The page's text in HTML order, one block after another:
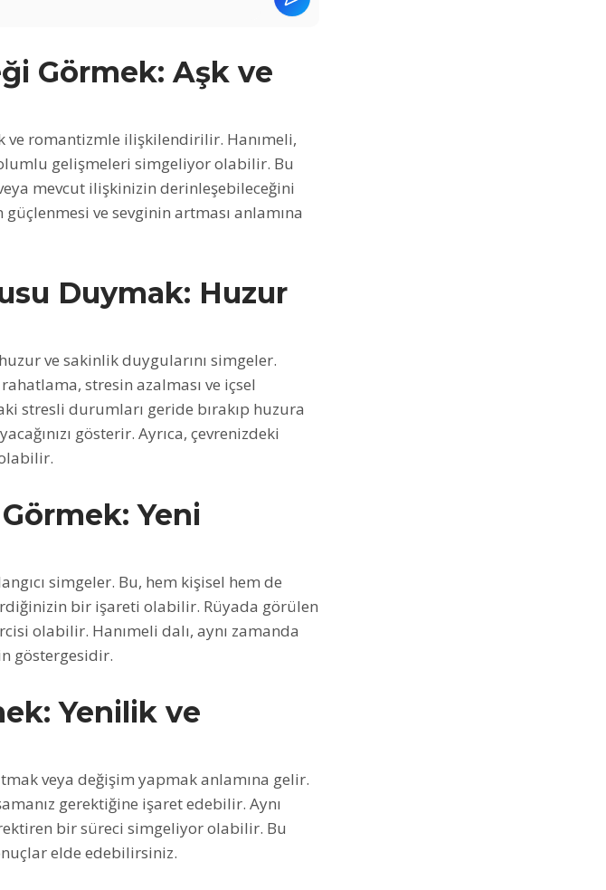
Görmek: Aşk ve
ve romantizmle ilişkilendirilir. Hanımeli,
gelişmeleri simgeliyor olabilir. Bu
mevcut ilişkinizin derinleşebileceğini
ve sevginin artması anlamına
Duymak: Huzur
ve sakinlik duygularını simgeler.
stresin azalması ve içsel
stresli durumları geride bırakıp huzura
gösterir. Ayrıca, çevrenizdeki
Yeni
simgeler. Bu, hem kişisel hem de
bir işareti olabilir. Rüyada görülen
olabilir. Hanımeli dalı, aynı zamanda
göstergesidir.
Yenilik ve
veya değişim yapmak anlamına gelir.
gerektiğine işaret edebilir. Aynı
bir süreci simgeliyor olabilir. Bu
elde edebilirsiniz.